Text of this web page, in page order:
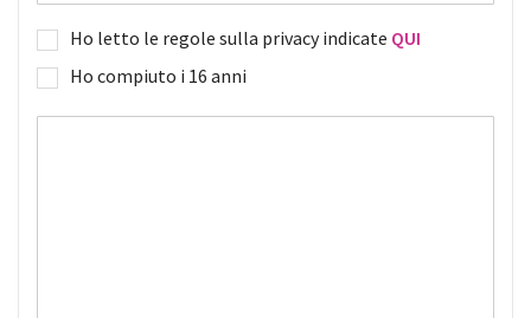
Ho letto le regole sulla privacy indicate QUI
Ho compiuto i 16 anni